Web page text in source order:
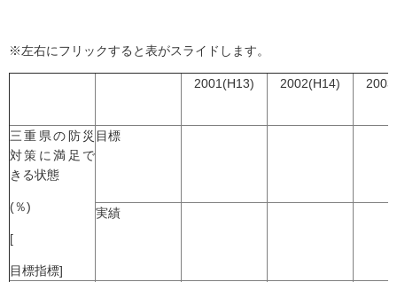
※左右にフリックすると表がスライドします。
2001(H13) 2002(H14)
三重県の防災
対策に満足で
きる状態
(％)
[
目標指標]
目標
実績